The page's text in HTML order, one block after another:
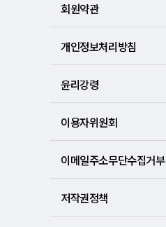
회원약관
개인정보처리방침
윤리강령
이용자위원회
이메일주소무단수집거부
저작권정책